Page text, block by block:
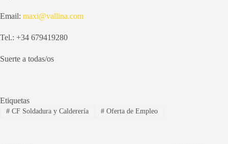
Email: maxi@vallina.com
Tel.: +34 679419280
Suerte a todas/os
Etiquetas
#CF Soldadura y Calderería #Oferta de Empleo